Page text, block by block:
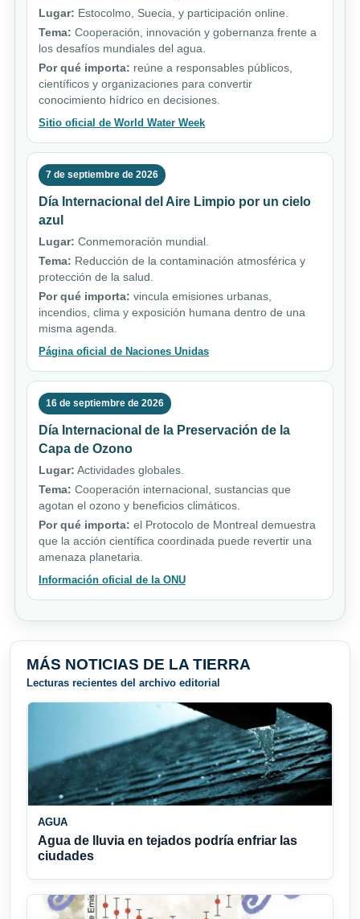
Lugar: Estocolmo, Suecia, y participación online.
Tema: Cooperación, innovación y gobernanza frente a
los desafíos mundiales del agua.
Por qué importa: reúne a responsables públicos,
científicos y organizaciones para convertir
conocimiento hídrico en decisiones.
Sitio oficial de World Water Week
7 de septiembre de 2026
Día Internacional del Aire Limpio por un cielo
azul
Lugar: Conmemoración mundial.
Tema: Reducción de la contaminación atmosférica y
protección de la salud.
Por qué importa: vincula emisiones urbanas,
incendios, clima y exposición humana dentro de una
misma agenda.
Página oficial de Naciones Unidas
16 de septiembre de 2026
Día Internacional de la Preservación de la
Capa de Ozono
Lugar: Actividades globales.
Tema: Cooperación internacional, sustancias que
agotan el ozono y beneficios climáticos.
Por qué importa: el Protocolo de Montreal demuestra
que la acción científica coordinada puede revertir una
amenaza planetaria.
Información oficial de la ONU
MÁS NOTICIAS DE LA TIERRA
Lecturas recientes del archivo editorial
AGUA
Agua de lluvia en tejados podría enfriar las
ciudades